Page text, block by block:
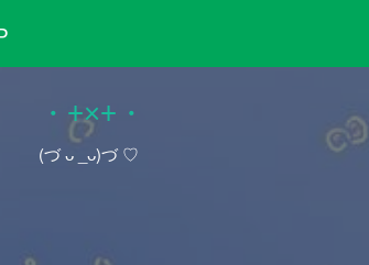
・+×+・
(づ ᴗ _ᴗ)づ ♡